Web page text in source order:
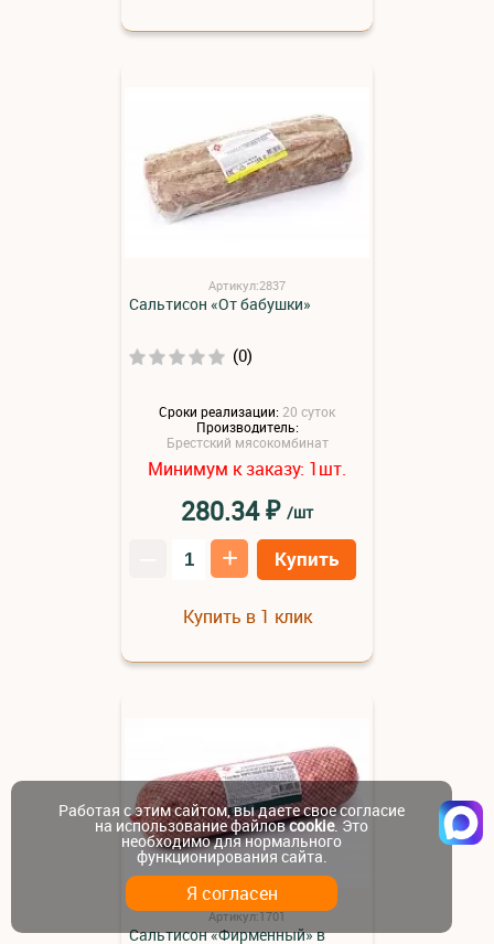
Артикул:2837
Сальтисон «От бабушки»
(0)
Сроки реализации: 20 суток
Производитель:
Брестский мясокомбинат
Минимум к заказу: 1шт.
280.34₽ /шт
+ Купить
Купить в 1 клик
Артикул:1701
Сальтисон «Фирменный» в
Работая с этим сайтом, вы даете свое согласие
на использование файловcookie. Это
необходимо для нормального
функционирования сайта.
Я согласен